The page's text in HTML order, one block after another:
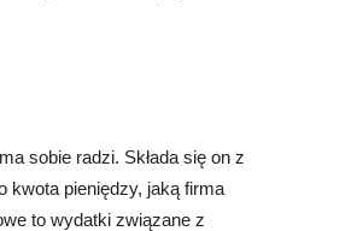
sobie radzi. Składa się on z
kwota pieniędzy, jaką firma
to wydatki związane z